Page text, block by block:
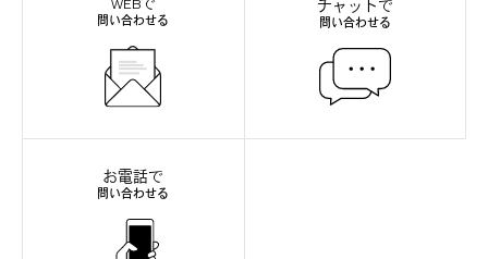
WEBで
問い合わせる
チャットで
問い合わせる
お電話で
問い合わせる